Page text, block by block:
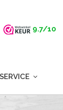
9.7/10